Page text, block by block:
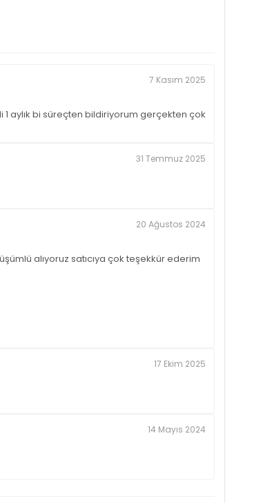
7 Kasım 2025
aylık bi süreçten bildiriyorum gerçekten çok
31 Temmuz 2025
20 Ağustos 2024
alıyoruz satıcıya çok teşekkür ederim
17 Ekim 2025
14 Mayıs 2024